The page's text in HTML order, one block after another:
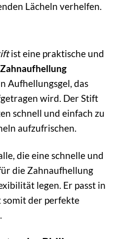
Lächeln verhelfen.
ist eine praktische und
Zahnaufhellung
Aufhellungsgel, das
wird. Der Stift
schnell und einfach zu
aufzufrischen.
die eine schnelle und
die Zahnaufhellung
legen. Er passt in
somit der perfekte